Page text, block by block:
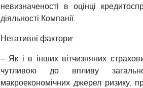
невизначеності в оцінці
діяльності Компанії.
Негативні фактори:
‒ Як і в інших вітчизняних
чутливою до впливу
макроекономічних джерел ризику,